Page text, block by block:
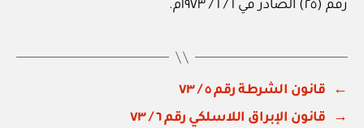
رقم (٢٥) الصادر في ١ / ١ / ١٩٧٣م.
←
قانون الشرطة رقم ٥ / ٧٣
→
قانون الإبراق اللاسلكي رقم ٦ / ٧٣